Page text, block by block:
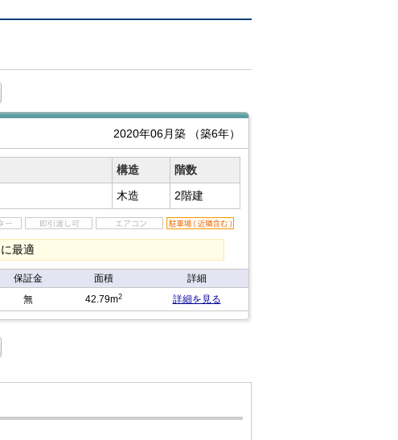
2020年06月築 （築6年）
構造
階数
木造 2階建
最適
保証金 面積
詳細
無 42.79m2 詳細を見る